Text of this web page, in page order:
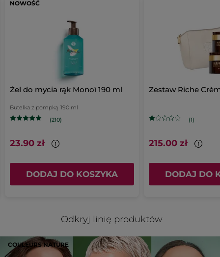
NOWOŚĆ
Żel do mycia rąk Monoï 190 ml
Butelka z pompką 190 ml
(210)
23.90 zł
DODAJ DO KOSZYKA
Zestaw Riche
(1)
215.00 zł
DODAJ DO
Odkryj linię produktów
COULEURS NATURE